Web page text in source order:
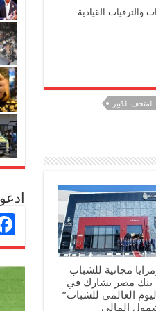
القيادية
الكبير
مجانية للشباب
بنك مصر يشارك في
العالمي للشباب”
المالي